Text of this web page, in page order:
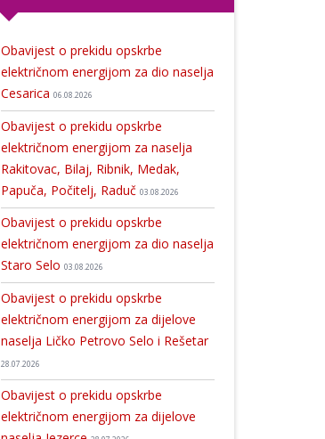
Darko Milinović “osvojio” Gospić u prvom krugu, župan se bira u drugom krugu
Obavijest o prekidu opskrbe
električnom energijom za dio naselja
Cesarica 06.08.2026
Obavijest o prekidu opskrbe
električnom energijom za naselja
Rakitovac, Bilaj, Ribnik, Medak,
Papuča, Počitelj, Raduč 03.08.2026
Obavijest o prekidu opskrbe
električnom energijom za dio naselja
Staro Selo 03.08.2026
Obavijest o prekidu opskrbe
električnom energijom za dijelove
naselja Ličko Petrovo Selo i Rešetar
28.07.2026
Obavijest o prekidu opskrbe
električnom energijom za dijelove